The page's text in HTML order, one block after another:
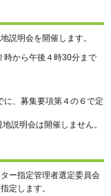
説明会を開催します。
から午後４時30分まで
、募集要項第４の６で定
説明会は開催しません。
ー指定管理者選定委員会
定します。